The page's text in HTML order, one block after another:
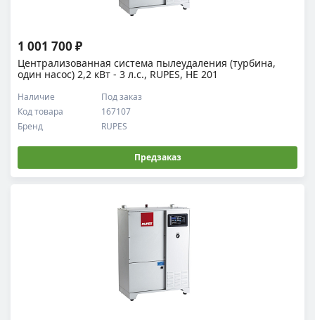
Централизованная система пылеудаления (турбина,
один насос) 2,2 кВт - 3 л.с., RUPES, HE 201
Код товара 167107
Наличие Под заказ
Бренд RUPES
1 001 700 ₽
Предзаказ